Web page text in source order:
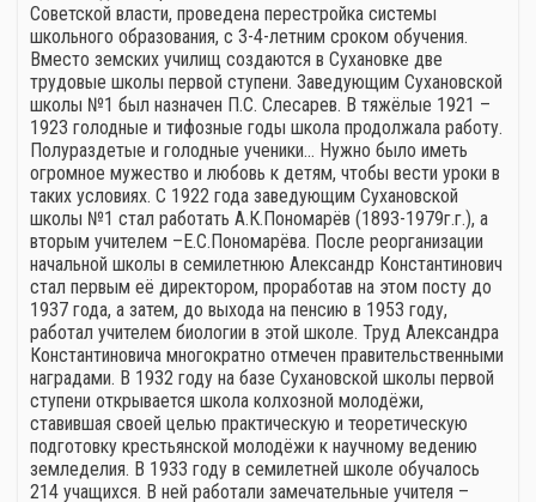
Советской власти, проведена перестройка системы
школьного образования, с 3-4-летним сроком обучения.
Вместо земских училищ создаются в Сухановке две
трудовые школы первой ступени. Заведующим Сухановской
школы №1 был назначен П.С. Слесарев. В тяжёлые 1921 –
1923 голодные и тифозные годы школа продолжала работу.
Полураздетые и голодные ученики… Нужно было иметь
огромное мужество и любовь к детям, чтобы вести уроки в
таких условиях. С 1922 года заведующим Сухановской
школы №1 стал работать А.К.Пономарёв (1893-1979г.г.), а
вторым учителем –Е.С.Пономарёва. После реорганизации
начальной школы в семилетнюю Александр Константинович
стал первым её директором, проработав на этом посту до
1937 года, а затем, до выхода на пенсию в 1953 году,
работал учителем биологии в этой школе. Труд Александра
Константиновича многократно отмечен правительственными
наградами. В 1932 году на базе Сухановской школы первой
ступени открывается школа колхозной молодёжи,
ставившая своей целью практическую и теоретическую
подготовку крестьянской молодёжи к научному ведению
земледелия. В 1933 году в семилетней школе обучалось
214 учащихся. В ней работали замечательные учителя –